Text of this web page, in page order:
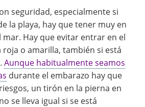
seguridad, especialmente si
la playa, hay que tener muy en
Hay que evitar entrar en el
roja o amarilla, también si está
Aunque habitualmente seamos
durante el embarazo hay que
un tirón en la pierna en
se lleva igual si se está